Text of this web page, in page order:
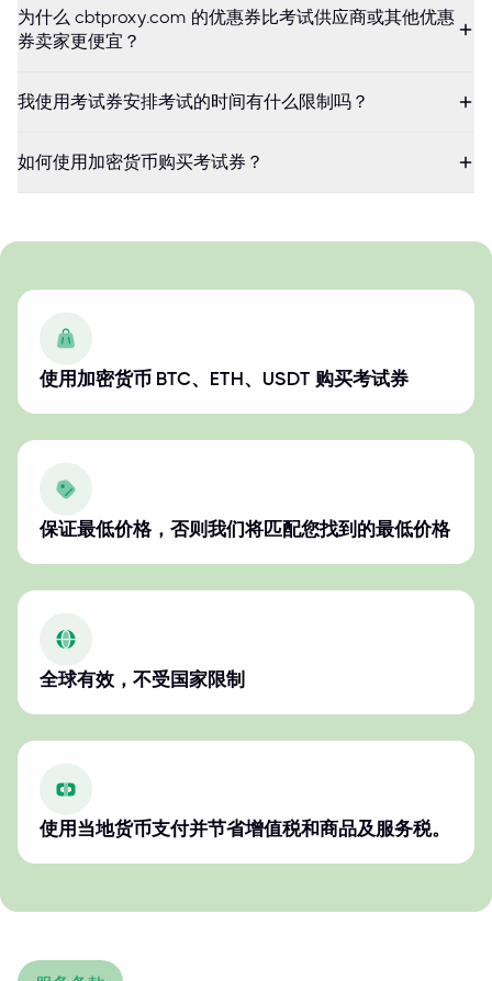
为什么 cbtproxy.com 的优惠券比考试供应商或其他优惠
券卖家更便宜？
我使用考试券安排考试的时间有什么限制吗？
如何使用加密货币购买考试券？
使用加密货币 BTC、ETH、USDT 购买考试券
保证最低价格，否则我们将匹配您找到的最低价格
全球有效，不受国家限制
使用当地货币支付并节省增值税和商品及服务税。